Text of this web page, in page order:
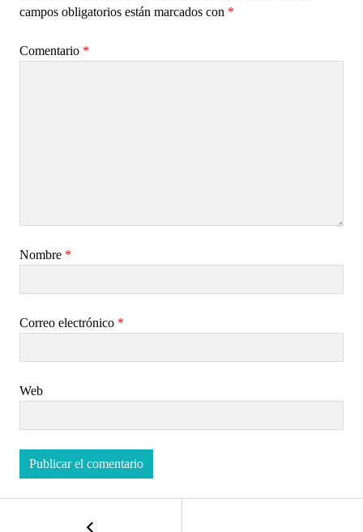
campos obligatorios están marcados con *
Comentario *
Nombre *
Correo electrónico *
Web
NAVEGACIÓN